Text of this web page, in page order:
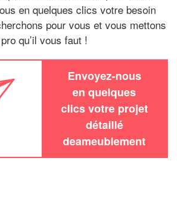
en quelques clics votre besoin
pour vous et vous mettons
qu’il vous faut !
Envoyez-nous
en quelques
clics votre projet
détaillé
deameublement